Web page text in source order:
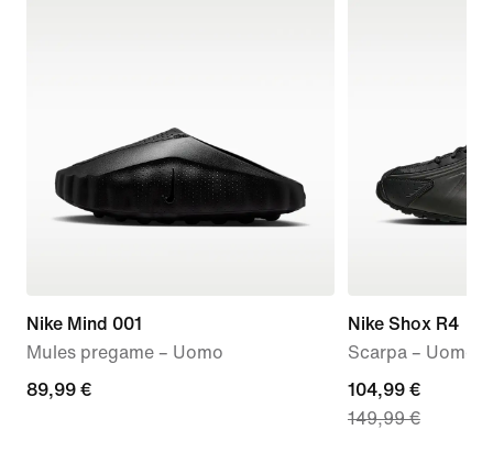
Nike Mind 001
Mules pregame – Uomo
89,99
89,99 €
Nike Shox R4
Scarpa – Uomo
current
price
104,99 €
149,99 €